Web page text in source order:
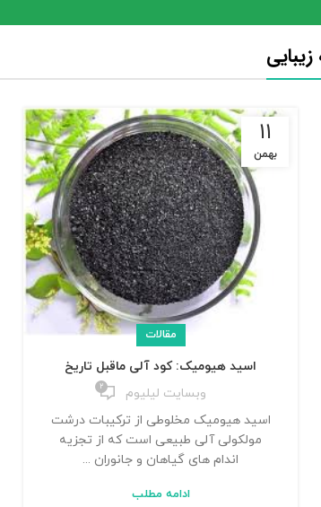
۱۱
بهمن
مقالات
اسید هیومیک: کود آلی ماقبل تاریخ
وبسایت لیلیوم ۲
اسید هیومیک مخلوطی از ترکیبات درشت
مولکولی آلی طبیعی است که از تجزیه
اندام های گیاهان و جانوران ...
ادامه مطلب